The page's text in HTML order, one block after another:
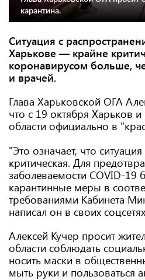
карантина.
Ситуация с
Харькове — крайне
коронавирусом больше,
и врачей.
Глава Харьковской ОГА
что с 19 октября Харьков
области официально в
"Это означает, что
критическая. Для
заболеваемости COVID-19
карантинные меры в
требованиями Кабинета
написал он в своих
Алексей Кучер просит
области соблюдать
носить маски в
мыть руки и пользоваться